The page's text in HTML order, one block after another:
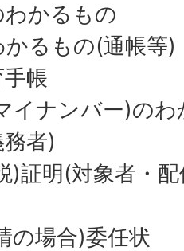
かるもの
るもの(通帳等)
帳
イナンバー)の
者)
)証明(対象者・
の場合)委任状